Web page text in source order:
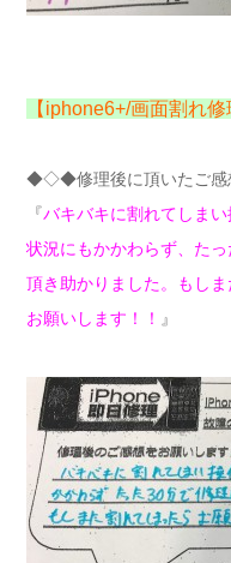
【iphone6+/画面割れ
◆◇◆修理後に頂いたご
『バキバキに割れてしま
状況にもかかわらず、た
頂き助かりました。もし
お願いします！！ 』